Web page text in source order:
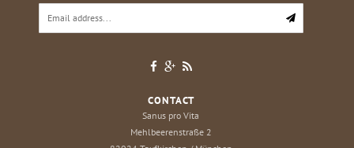
CONTACT
Sanus pro Vita
Mehlbeerenstraße 2